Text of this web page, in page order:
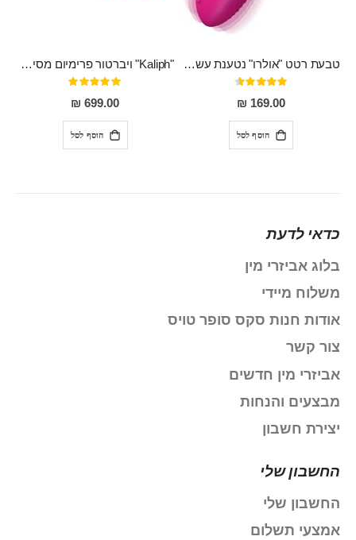
טבעת רטט "אולרו" נטענת עשויה סיליקון רפואי עם רטט חזק ומטריף חושים
דירוג:
91%
169.00 ₪
הוסף לסל
"Kaliph" ויברטור פרימיום מסיליקון רפואי , נטען, שקט במיוחד, מסתובב ומתפתל, שמנמן עם חדירה 14 סמ
דירוג:
100%
699.00 ₪
הוסף לסל
כדאי לדעת
בלוג אביזרי מין
משלוח מיידי
אודות חנות סקס סופר טויס
צור קשר
אביזרי מין חדשים
מבצעים והנחות
יצירת חשבון
החשבון שלי
החשבון שלי
אמצעי תשלום